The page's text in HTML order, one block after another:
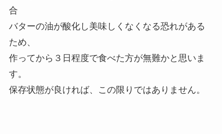
合
バターの油が酸化し美味しくなくなる恐れがある
ため、
作ってから３日程度で食べた方が無難かと思いま
す。
保存状態が良ければ、この限りではありません。